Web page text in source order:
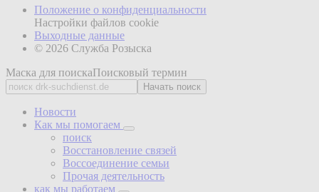
Положение о конфиденциальности
Настройки файлов cookie
Выходные данные
© 2026 Служба Розыска
Маска для поискаПоисковый термин
Начать поиск
Новости
Как мы помогаем
поиск
Восстановление связей
Воссоединение семьи
Прочая деятельность
как мы работаем